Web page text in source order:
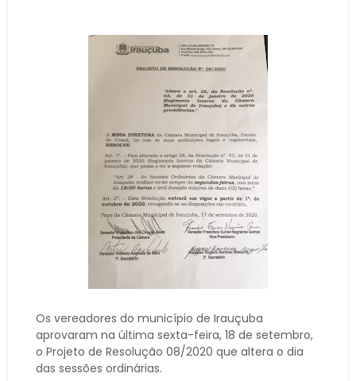
Os vereadores do município de Irauçuba
aprovaram na última sexta-feira, 18 de setembro,
o Projeto de Resolução 08/2020 que altera o dia
das sessões ordinárias.